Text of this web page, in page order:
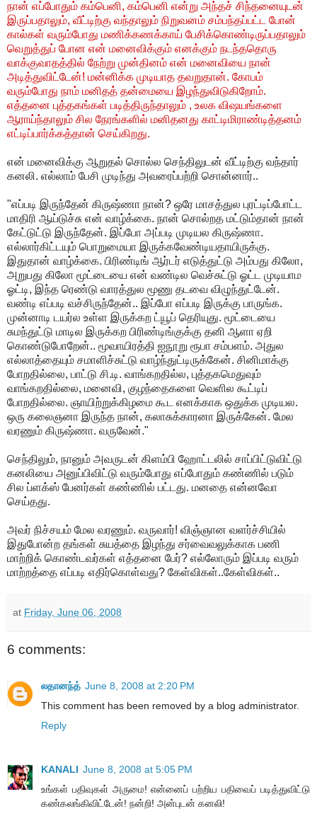
நான் எப்போதும் கம்பெனி, கம்பெனி என்று அந்தச் சிந்தனையுடன்
இருப்பதாலும், வீட்டிற்கு வந்தாலும் நிறுவனம் சம்பந்தப்பட்ட போன்
கால்கள் வரும்போது மணிக்கணக்காய் பேசிக்கொண்டிருப்பதாலும்
வெறுத்துப் போன என் மனைவிக்கும் எனக்கும் நடந்ததொரு
வாக்குவாதத்தில் நேற்று முன்தினம் என் மனைவியை நான்
அடித்துவிட்டேன்! மன்னிக்க முடியாத தவறுதான். கோபம்
வரும்போது நாம் மனிதத் தன்மையை இழந்துவிடுகிறோம்.
எத்தனை புத்தகங்கள் படித்திருந்தாலும் , உலக விஷயங்களை
ஆராய்ந்தாலும் சில நேரங்களில் மனிதனது காட்டிமிராண்டித்தனம்
எட்டிப்பார்க்கத்தான் செய்கிறது.
என் மனைவிக்கு ஆறுதல் சொல்ல செந்திலுடன் வீட்டிற்கு வந்தார்
கனலி. எல்லாம் பேசி முடிந்து அவரைப்பற்றி சொன்னார்..
"எப்படி இருந்தேன் கிருஷ்ணா நான்? ஒரே மாசத்துல புரட்டிப்போட்ட
மாதிரி ஆய்டுச்சு என் வாழ்க்கை. நான் சொல்றத மட்டும்தான் நான்
கேட்டுட்டு இருந்தேன். இப்போ அப்படி முடியல கிருஷ்ணா.
எல்லார்கிட்டயும் பொறுமையா இருக்கவேண்டியதாயிருக்கு.
இதுதான் வாழ்க்கை. பிரிண்டிங் ஆர்டர் எடுத்துட்டு அம்பது கிலோ,
அறுபது கிலோ மூட்டையை என் வண்டில வெச்சுட்டு ஓட்ட முடியாம
ஓட்டி, இந்த ரெண்டு வாரத்துல மூணு தடவை விழுந்துட்டேன்.
வண்டி எப்படி வச்சிருந்தேன்.. இப்போ எப்படி இருக்கு பாருங்க.
முன்னாடி டயர்ல உள்ள இருக்கற ட்யூப் தெரியுது. மூட்டையை
சுமந்துட்டு மாடில இருக்கற பிரிண்டிங்குக்கு தனி ஆளா ஏறி
கொண்டுபோறேன்.. மூவாயிரத்தி ஐநூறு ரூபா சம்பளம். அதுல
எல்லாத்தையும் சமாளிச்சுட்டு வாழ்ந்துட்டிருக்கேன். சினிமாக்கு
போறதில்லை, பாட்டு சி.டி. வாங்கறதில்ல, புத்தகமெதுவும்
வாங்கறதில்லை, மனைவி, குழந்தைகளை வெளில கூட்டிப்
போறதில்லை. ஞாயிற்றுக்கிழமை கூட எனக்காக ஒதுக்க முடியல.
ஒரு கலைஞனா இருந்த நான், கலாசுக்காரனா இருக்கேன். மேல
வரணும் கிருஷ்ணா. வருவேன்."
செந்திலும், நானும் அவருடன் கிளம்பி ஹோட்டலில் சாப்பிட்டுவிட்டு
கனலியை அனுப்பிவிட்டு வரும்போது எப்போதும் கண்ணில் படும்
சில ப்ளக்ஸ் பேனர்கள் கண்ணில் பட்டது. மனதை என்னவோ
செய்தது.
அவர் நிச்சயம் மேல வரணும். வருவார்! விஞ்ஞான வளர்ச்சியில்
இதுபோன்ற தங்கள் சுயத்தை இழந்து சர்வைவலுக்காக பணி
மாற்றிக் கொண்டவர்கள் எத்தனை பேர்? எல்லோரும் இப்படி வரும்
மாற்றத்தை எப்படி எதிர்கொள்வது? கேள்விகள்..கேள்விகள்..
at Friday, June 06, 2008
6 comments:
லதானந்த் June 8, 2008 at 2:20 PM
This comment has been removed by a blog administrator.
Reply
KANALI June 8, 2008 at 5:05 PM
உங்கள் பதிவுகள் அருமை! என்னைப் பற்றிய பதிவைப் படித்துவிட்டு
கண்கலங்கிவிட்டேன்! நன்றி! அன்புடன் கனலி!